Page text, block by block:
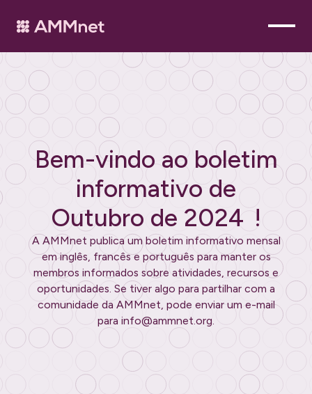
Bem-vindo ao boletim
informativo de
Outubro de 2024 !
A AMMnet publica um boletim informativo mensal
em inglês, francês e português para manter os
membros informados sobre atividades, recursos e
oportunidades. Se tiver algo para partilhar com a
comunidade da AMMnet, pode enviar um e-mail
para info@ammnet.org.